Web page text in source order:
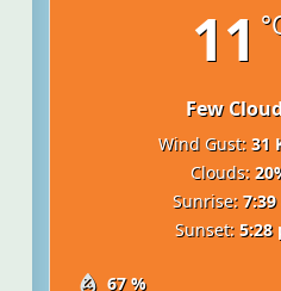
11
Few
67 %
Wind Gust: 31
Clouds:
Sunrise:
Sunset: 5:28